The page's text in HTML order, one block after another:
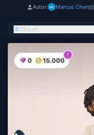
Autor: Marcus Chen
Obsah